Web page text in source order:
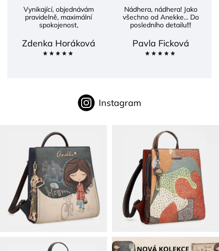
Vynikající, objednávám
pravidelně, maximální
spokojenost,
Nádhera, nádhera! Jako
všechno od Anekke... Do
posledního detailu!!!
Zdenka Horáková Pavla Ficková
Instagram